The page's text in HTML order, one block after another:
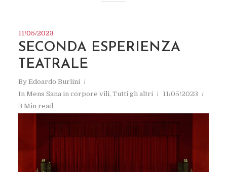
11/05/2023
SECONDA ESPERIENZA
TEATRALE
By Edoardo Burlini
In Mens Sana in corpore vili, Tutti gli altri
11/05/2023
3 Min read